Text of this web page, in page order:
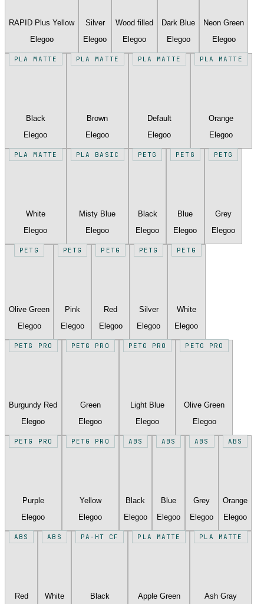
RAPID Plus Yellow
Elegoo
Silver
Elegoo
Wood filled
Elegoo
Dark Blue
Elegoo
Neon Green
Elegoo
PLA MATTE
Black
Elegoo
PLA MATTE
Brown
Elegoo
PLA MATTE
Default
Elegoo
PLA MATTE
Orange
Elegoo
PLA MATTE
White
Elegoo
PLA BASIC
Misty Blue
Elegoo
PETG
Black
Elegoo
PETG
Blue
Elegoo
PETG
Grey
Elegoo
PETG
Olive Green
Elegoo
PETG
Pink
Elegoo
PETG
Red
Elegoo
PETG
Silver
Elegoo
PETG
White
Elegoo
PETG PRO
Burgundy Red
Elegoo
PETG PRO
Green
Elegoo
PETG PRO
Light Blue
Elegoo
PETG PRO
Olive Green
Elegoo
PETG PRO
Purple
Elegoo
PETG PRO
Yellow
Elegoo
ABS
Black
Elegoo
ABS
Blue
Elegoo
ABS
Grey
Elegoo
ABS
Orange
Elegoo
ABS
Red
ABS
White
PA-HT CF
Black
PLA MATTE
Apple Green
PLA MATTE
Ash Gray